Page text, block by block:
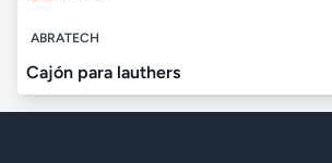
ABRATECH
Cajón para lauthers